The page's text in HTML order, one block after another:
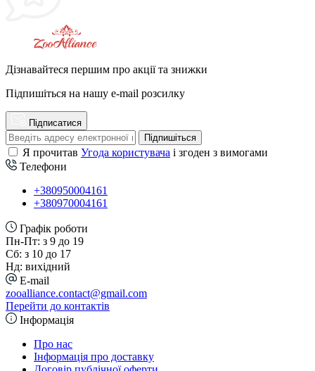
Дізнавайтеся першим про акції та знижки
Підпишіться на нашу e-mail розсилку
Підписатися
Підпишіться
Я прочитав Угода користувача і згоден з вимогами
Телефони
+380950004161
+380970004161
Графік роботи
Пн-Пт: з 9 до 19
Сб: з 10 до 17
Нд: вихідний
E-mail
zooalliance.contact@gmail.com
Перейти до контактів
Інформація
Про нас
Інформація про доставку